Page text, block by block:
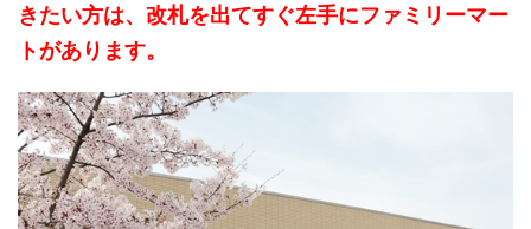
きたい方は、改札を出てすぐ左手にファミリーマー
トがあります。